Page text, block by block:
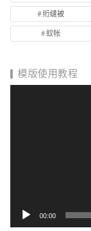
绗缝被
蚊帐
模版使用教程
00:00